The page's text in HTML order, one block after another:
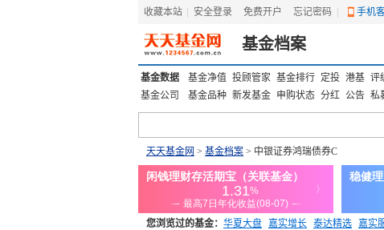
收藏本站 安全登录 免费开户 忘记密码 手机
基金档案
基金数据 基金净值 投顾管家 基金排行 定投 港基 评
基金公司
基金品种 新发基金 申购状态 分红 公告 私
天天基金网 > 基金档案 > 中银证券鸿瑞债券C
您浏览过的基金： 华夏大盘 嘉实增长 泰达精选 嘉实